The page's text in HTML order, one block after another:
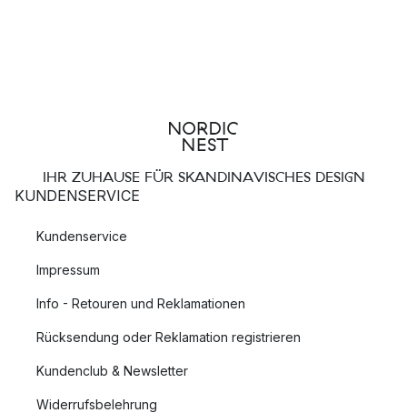
IHR ZUHAUSE FÜR SKANDINAVISCHES DESIGN
KUNDENSERVICE
Kundenservice
Impressum
Info - Retouren und Reklamationen
Rücksendung oder Reklamation registrieren
Kundenclub & Newsletter
Widerrufsbelehrung